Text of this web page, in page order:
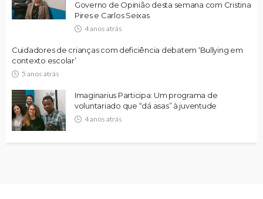
Governo de Opinião desta semana com Cristina
Pires e Carlos Seixas
4 anos atrás
Cuidadores de crianças com deficiência debatem ‘Bullying em
contexto escolar’
5 anos atrás
Imaginarius Participa: Um programa de
voluntariado que “dá asas” à juventude
4 anos atrás